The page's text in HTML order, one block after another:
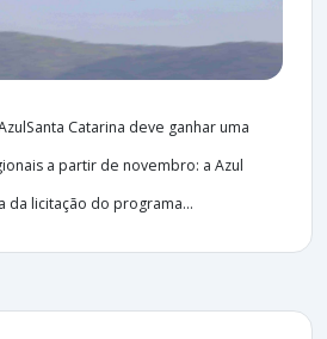
Catarina deve ganhar uma
a partir de novembro: a Azul
da licitação do programa...